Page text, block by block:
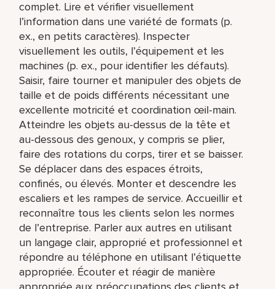
complet. Lire et vérifier visuellement
l’information dans une variété de formats (p.
ex., en petits caractères). Inspecter
visuellement les outils, l’équipement et les
machines (p. ex., pour identifier les défauts).
Saisir, faire tourner et manipuler des objets de
taille et de poids différents nécessitant une
excellente motricité et coordination œil-main.
Atteindre les objets au-dessus de la tête et
au-dessous des genoux, y compris se plier,
faire des rotations du corps, tirer et se baisser.
Se déplacer dans des espaces étroits,
confinés, ou élevés. Monter et descendre les
escaliers et les rampes de service. Accueillir et
reconnaître tous les clients selon les normes
de l’entreprise. Parler aux autres en utilisant
un langage clair, approprié et professionnel et
répondre au téléphone en utilisant l’étiquette
appropriée. Écouter et réagir de manière
appropriée aux préoccupations des clients et